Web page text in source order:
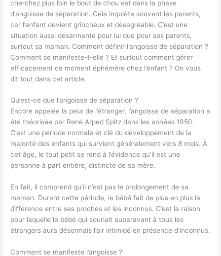
cherchez plus loin le bout de chou est dans la phase
d’angoisse de séparation. Cela inquiète souvent les parents,
car l’enfant devient grincheux et désagréable. C’est une
situation aussi désarmante pour lui que pour ses parents,
surtout sa maman. Comment définir l’angoisse de séparation ?
Comment se manifeste-t-elle ? Et surtout comment gérer
efficacement ce moment éphémère chez l’enfant ? On vous
dit tout dans cet article.
Qu’est-ce que l’angoisse de séparation ?
Encore appelée la peur de l’étranger, l’angoisse de séparation a
été théorisée par René Arped Spitz dans les années 1950.
C’est une période normale et clé du développement de la
majorité des enfants qui survient généralement vers 8 mois. À
cet âge, le tout petit se rend à l’évidence qu’il est une
personne à part entière, distincte de sa mère.
En fait, il comprend qu’il n’est pas le prolongement de sa
maman. Durant cette période, le bébé fait de plus en plus la
différence entre ses proches et les inconnus. C’est la raison
pour laquelle le bébé qui souriait auparavant à tous les
étrangers aura désormais l’air intimidé en présence d’inconnus.
Comment se manifeste l’angoisse ?